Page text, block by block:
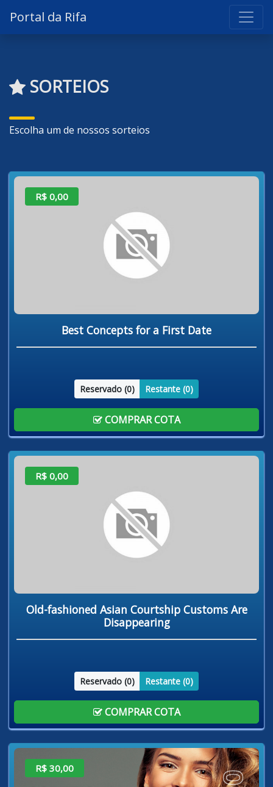
Portal da Rifa
SORTEIOS
Escolha um de nossos sorteios
R$ 0,00
Best Concepts for a First Date
Reservado (0) Restante (0)
COMPRAR COTA
R$ 0,00
Old-fashioned Asian Courtship Customs Are
Disappearing
Reservado (0) Restante (0)
COMPRAR COTA
R$ 30,00